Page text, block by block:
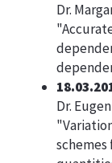
Dr.
Dr.